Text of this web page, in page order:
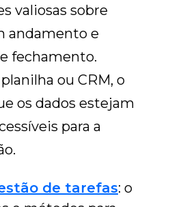
valiosas sobre
andamento e
fechamento.
planilha ou CRM, o
os dados estejam
para a
de tarefas: o